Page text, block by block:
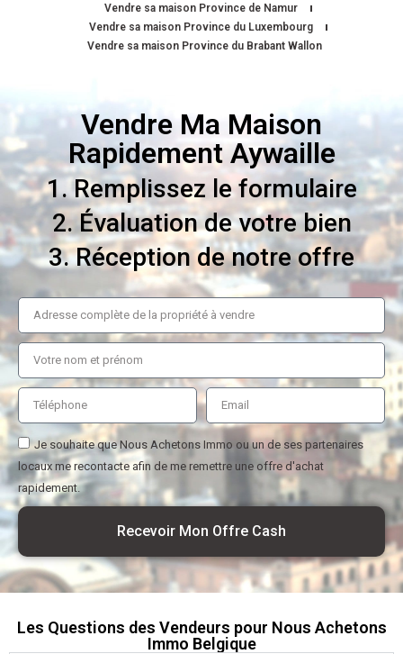
Vendre sa maison Province de Namur
Vendre sa maison Province du Luxembourg
Vendre sa maison Province du Brabant Wallon
Vendre Ma Maison
Rapidement Aywaille
1. Remplissez le formulaire
2. Évaluation de votre bien
3. Réception de notre offre
Je souhaite que Nous Achetons Immo ou un de ses partenaires
locaux me recontacte afin de me remettre une offre d'achat
rapidement.
Recevoir Mon Offre Cash
Les Questions des Vendeurs pour Nous Achetons
Immo Belgique